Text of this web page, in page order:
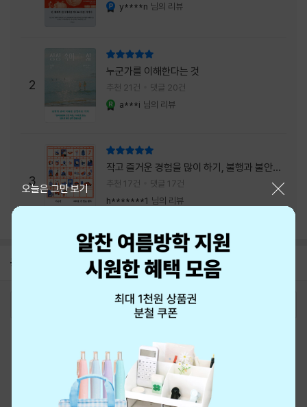
y****n 님의 리뷰
2
누군가를 이해한다는 것
추천 21건 댓글 20건
a***i 님의 리뷰
3
작고 즐거운 경험을 많이 하기, 불행과 불안을
회피하지 말기, 그리고 좋은 사람을 많이 만나
기.
추천 17건
댓글 17건
h*******1 님의 리뷰
공지 8월 신용카드 무이자할부 안내
오늘은 그만 보기
최근 본 상품
eBook 1:1문의/채팅상담
예스이십사(주) 사업자 정보
이용약관
개인정보처리방침
청소년보호정책
PC버전
회사소개 거래처관계자께